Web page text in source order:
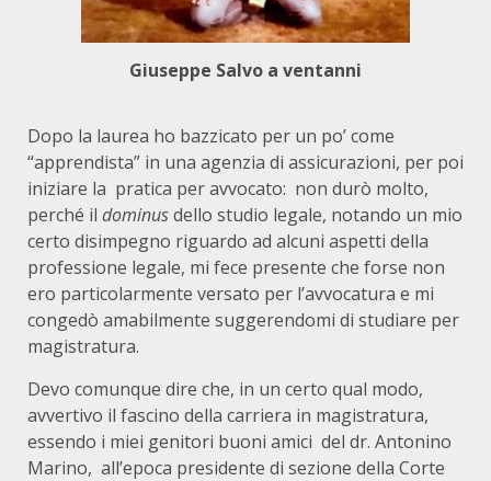
Giuseppe Salvo a ventanni
Dopo la laurea ho bazzicato per un po’ come
“apprendista” in una agenzia di assicurazioni, per poi
iniziare la pratica per avvocato: non durò molto,
perché il dominusdello studio legale, notando un mio
certo disimpegno riguardo ad alcuni aspetti della
professione legale, mi fece presente che forse non
ero particolarmente versato per l’avvocatura e mi
congedò amabilmente suggerendomi di studiare per
magistratura.
Devo comunque dire che, in un certo qual modo,
avvertivo il fascino della carriera in magistratura,
essendo i miei genitori buoni amici del dr. Antonino
Marino, all’epoca presidente di sezione della Corte